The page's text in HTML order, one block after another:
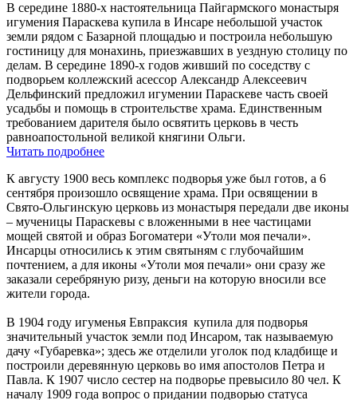
В середине 1880-х настоятельница Пайгармского монастыря
игумения Параскева купила в Инсаре небольшой участок
земли рядом с Базарной площадью и построила небольшую
гостиницу для монахинь, приезжавших в уездную столицу по
делам. В середине 1890-х годов живший по соседству с
подворьем коллежский асессор Александр Алексеевич
Дельфинский предложил игумении Параскеве часть своей
усадьбы и помощь в строительстве храма. Единственным
требованием дарителя было освятить церковь в честь
равноапостольной великой княгини Ольги.
Читать подробнее
К августу 1900 весь комплекс подворья уже был готов, а 6
сентября произошло освящение храма. При освящении в
Свято-Ольгинскую церковь из монастыря передали две иконы
– мученицы Параскевы с вложенными в нее частицами
мощей святой и образ Богоматери «Утоли моя печали».
Инсарцы относились к этим святыням с глубочайшим
почтением, а для иконы «Утоли моя печали» они сразу же
заказали серебряную ризу, деньги на которую вносили все
жители города.
В 1904 году игуменья Евпраксия купила для подворья
значительный участок земли под Инсаром, так называемую
дачу «Губаревка»; здесь же отделили уголок под кладбище и
построили деревянную церковь во имя апостолов Петра и
Павла. К 1907 число сестер на подворье превысило 80 чел. К
началу 1909 года вопрос о придании подворью статуса